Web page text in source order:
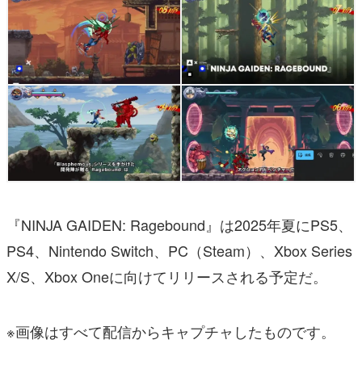
『NINJA GAIDEN: Ragebound』は2025年夏にPS5、
PS4、Nintendo Switch、PC（Steam）、Xbox Series
X/S、Xbox Oneに向けてリリースされる予定だ。
※画像はすべて配信からキャプチャしたものです。